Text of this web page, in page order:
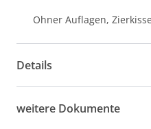
Ohner Auflagen,
Details
weitere Dokumente